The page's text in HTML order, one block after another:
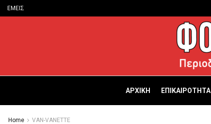
ΕΜΕΙΣ
ΑΡΧΙΚΗ ΕΠΙΚΑΙΡΟΤΗΤΑ
Home VAN-VANETTΕ